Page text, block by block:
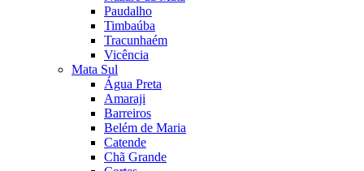
Paudalho
Timbaúba
Tracunhaém
Vicência
Mata Sul
Água Preta
Amaraji
Barreiros
Belém de Maria
Catende
Chã Grande